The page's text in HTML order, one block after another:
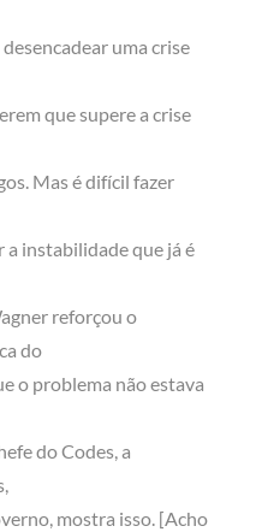
uma crise
que supere a crise
Mas é difícil fazer
instabilidade que já é
reforçou o
do
o problema não estava
do Codes, a
mostra isso. [Acho